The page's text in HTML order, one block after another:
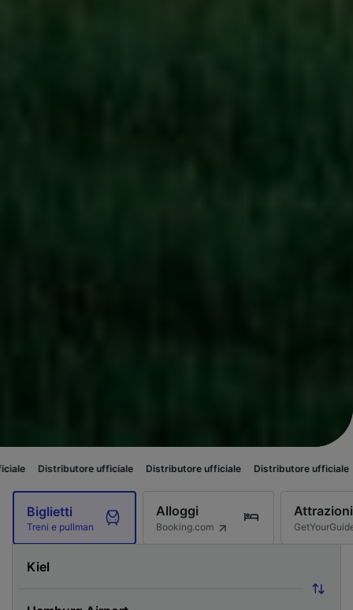
ufficiale Distributore ufficiale Distributore ufficiale Distributore
Biglietti
Treni e pullman
Alloggi
Booking.com
Attrazioni